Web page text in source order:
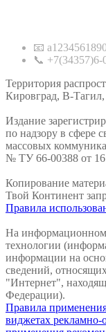
📧
📞 +7(34357)6-
Территория
Кировград, В-
Издание
по надзору в сфере
массовых
№ ТУ 66-00388 от 16
Копирование
Твой Континент
Правила
На информационном
технологии
информации на
сведений,
"Интернет",
Федерации).
Правила
виджетах